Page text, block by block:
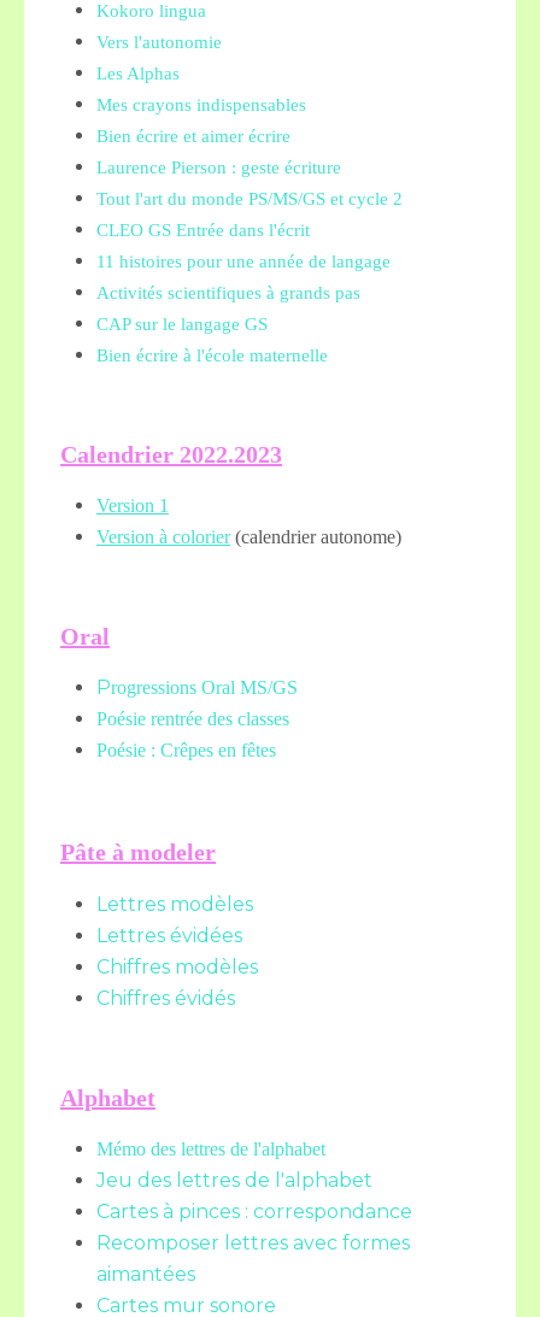
Kokoro lingua
Vers l'autonomie
Les Alphas
Mes crayons indispensables
Bien écrire et aimer écrire
Laurence Pierson : geste écriture
Tout l'art du monde PS/MS/GS et cycle 2
CLEO GS Entrée dans l'écrit
11 histoires pour une année de langage
Activités scientifiques à grands pas
CAP sur le langage GS
Bien écrire à l'école maternelle
Calendrier 2022.2023
Version 1
Version à colorier(calendrier autonome)
Oral
Progressions Oral MS/GS
Poésie rentrée des classes
Poésie : Crêpes en fêtes
Pâte à modeler
Lettres modèles
Lettres évidées
Chiffres modèles
Chiffres évidés
Alphabet
Mémo des lettres de l'alphabet
Jeu des lettres de l'alphabet
Cartes à pinces : correspondance
Recomposer lettres avec formes
aimantées
Cartes mur sonore